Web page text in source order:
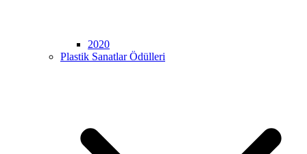
2020
Plastik Sanatlar Ödülleri